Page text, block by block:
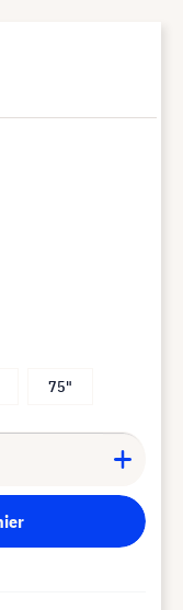
75"